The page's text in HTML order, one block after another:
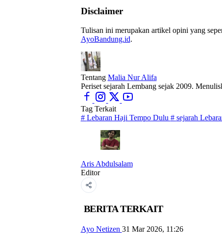
Disclaimer
Tulisan ini merupakan artikel opini yang
AyoBandung.id.
Tentang Malia Nur Alifa
Periset sejarah Lembang sejak 2009.
Tag Terkait
# Lebaran Haji Tempo Dulu # sejarah
Aris Abdulsalam
Editor
BERITA TERKAIT
Ayo Netizen 31 Mar 2026, 11:26